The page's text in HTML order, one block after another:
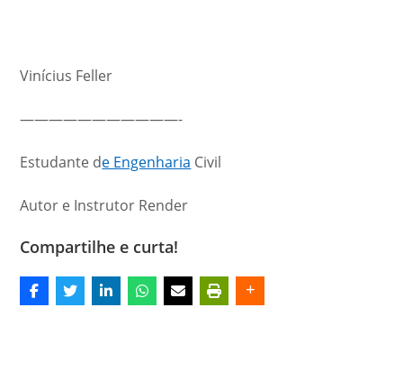
Vinícius Feller
———————————-
Estudante de Engenharia Civil
Autor e Instrutor Render
Compartilhe e curta!